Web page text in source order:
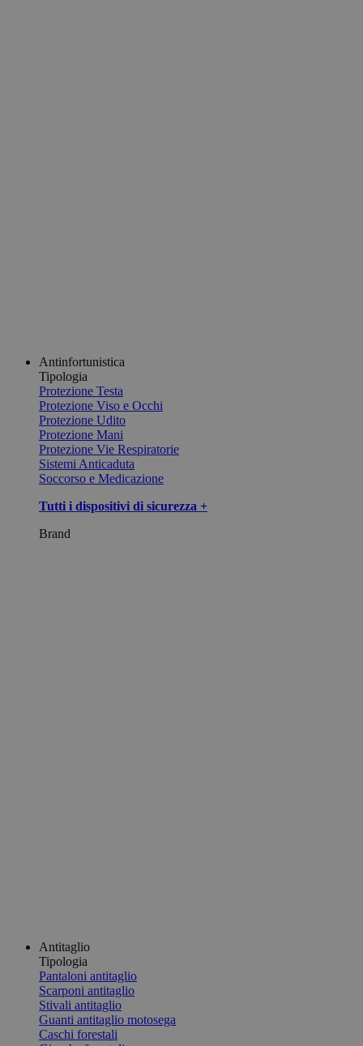
Antinfortunistica
Tipologia
Protezione Testa
Protezione Viso e Occhi
Protezione Udito
Protezione Mani
Protezione Vie Respiratorie
Sistemi Anticaduta
Soccorso e Medicazione
Tutti i dispositivi di sicurezza +
Brand
Antitaglio
Tipologia
Pantaloni antitaglio
Scarponi antitaglio
Stivali antitaglio
Guanti antitaglio motosega
Caschi forestali